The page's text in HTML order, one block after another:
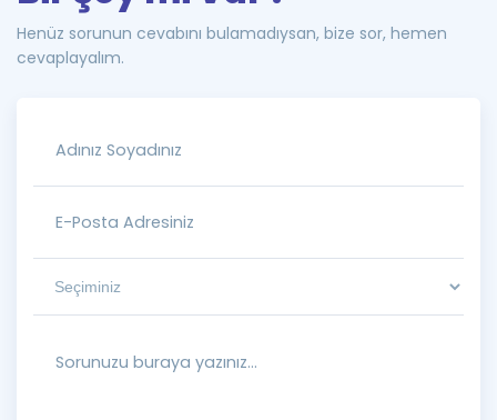
Henüz sorunun cevabını bulamadıysan, bize sor, hemen
cevaplayalım.